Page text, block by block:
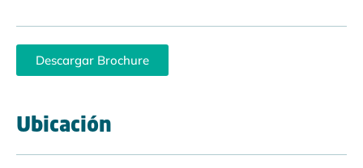
Descargar Brochure
Ubicación